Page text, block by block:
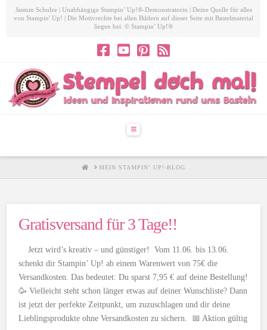
Jasmin Schulze | Unabhängige Stampin’ Up!®-Demonstratorin | Deine Quelle für alles
von Stampin' Up! | Die Motivrechte bei allen Bildern auf dieser Seite mit Bastelmaterial
liegen bei: © Stampin’ Up!®
Navigation
HOMEMEIN STAMPIN‘ UP!-BLOG
Gratisversand für 3 Tage!!
Jetzt wird’s kreativ – und günstiger! Vom 11.06. bis 13.06.
schenkt dir Stampin’ Up! ab einem Warenwert von 75€ die
Versandkosten. Das bedeutet: Du sparst 7,95 € auf deine Bestellung!
🥳 Vielleicht steht schon länger etwas auf deiner Wunschliste? Dann
ist jetzt der perfekte Zeitpunkt, um zuzuschlagen und dir deine
Lieblingsprodukte ohne Versandkosten zu sichern. 📅 Aktion gültig